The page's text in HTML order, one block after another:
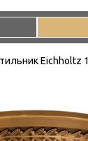
Eichholtz